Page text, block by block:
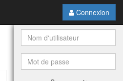
Connexion